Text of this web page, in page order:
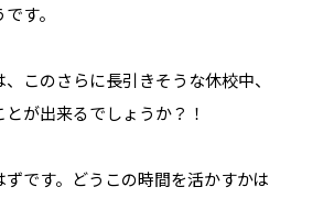
す。
このさらに長引きそうな休校中、
が出来るでしょうか？！
です。どうこの時間を活かすかは